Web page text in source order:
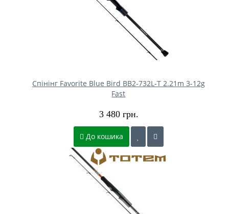
Спінінг Favorite Blue Bird BB2-732L-T 2.21m 3-12g
Fast
3 480 грн.
До кошика